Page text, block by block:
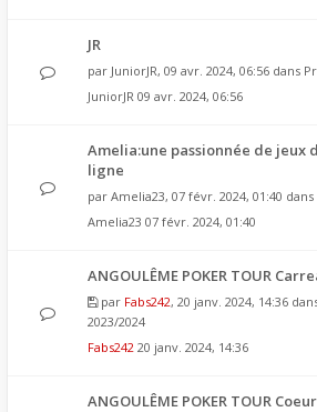
JR
par JuniorJR, 09 avr. 2024, 06:56 dans
JuniorJR 09 avr. 2024, 06:56
Amelia:une passionnée de jeux
ligne
par Amelia23, 07 févr. 2024, 01:40 dans
Amelia23 07 févr. 2024, 01:40
ANGOULÊME POKER TOUR
par Fabs242, 20 janv. 2024, 14:36
2023/2024
Fabs242 20 janv. 2024, 14:36
ANGOULÊME POKER TOUR Coeur